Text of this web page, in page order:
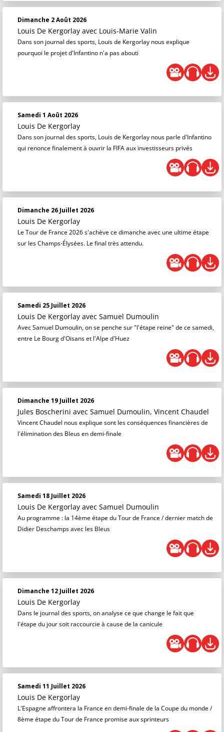
Dimanche 2 Août 2026
Louis De Kergorlay avec Louis-Marie Valin
Dans son journal des sports, Louis de Kergorlay nous explique
pourquoi le projet d'Infantino n'a pas abouti
Samedi 1 Août 2026
Louis De Kergorlay
Dans son journal des sports, Louis de Kergorlay nous parle d'Infantino
qui renonce finalement à ouvrir la FIFA aux investisseurs privés
Dimanche 26 Juillet 2026
Louis De Kergorlay
Le Tour de France 2026 s'achève ce dimanche avec une ultime étape
sur les Champs-Élysées. Le final très attendu.
Samedi 25 Juillet 2026
Louis De Kergorlay avec Samuel Dumoulin
Avec Samuel Dumoulin, on se penche sur "l'étape reine" de ce samedi,
entre Le Bourg d'Oisans et l'Alpe d'Huez
Dimanche 19 Juillet 2026
Jules Boscherini avec Samuel Dumoulin, Vincent Chaudel
Vincent Chaudel nous explique sont les conséquences financières de
l'élimination des Bleus en demi-finale
Samedi 18 Juillet 2026
Louis De Kergorlay avec Samuel Dumoulin
Au programme : la 14ème étape du Tour de France / dernier match de
Didier Deschamps avec les Bleus
Dimanche 12 Juillet 2026
Louis De Kergorlay
Dans le journal des sports, on analyse ce que change le fait que
l'étape du jour soit raccourcie à cause de la canicule
Samedi 11 Juillet 2026
Louis De Kergorlay
L'Espagne affrontera la France en demi-finale de la Coupe du monde /
8ème étape du Tour de France promise aux sprinteurs